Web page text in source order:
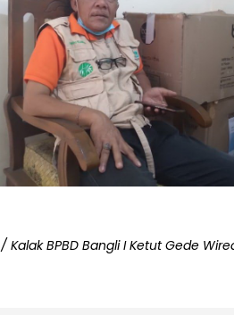
Kalak BPBD Bangli I Ketut Gede